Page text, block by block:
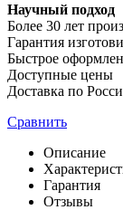
Научный подход
Более 30 лет
Гарантия
Быстрое
Доступные цены
Доставка по
Сравнить
Описание
Гарантия
Отзывы